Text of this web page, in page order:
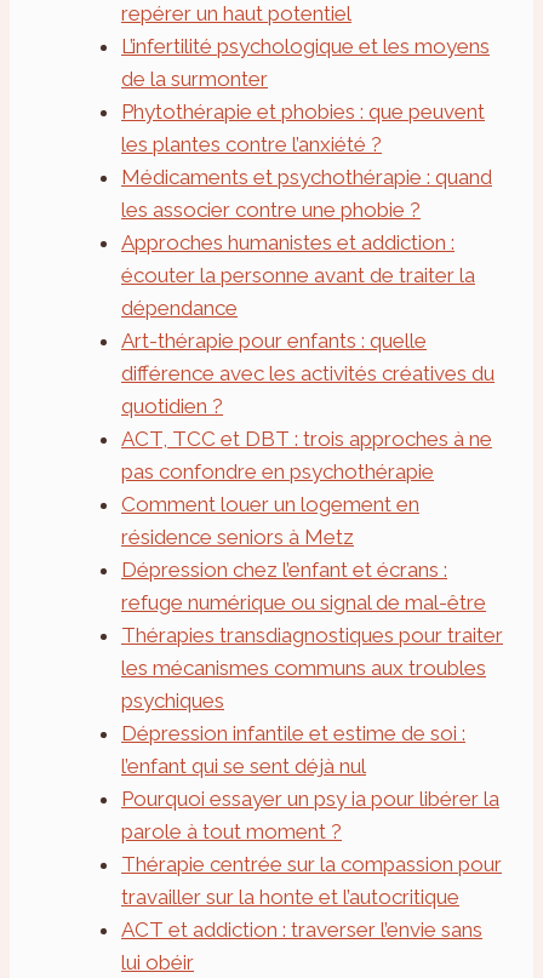
repérer un haut potentiel
L’infertilité psychologique et les moyens
de la surmonter
Phytothérapie et phobies : que peuvent
les plantes contre l’anxiété ?
Médicaments et psychothérapie : quand
les associer contre une phobie ?
Approches humanistes et addiction :
écouter la personne avant de traiter la
dépendance
Art-thérapie pour enfants : quelle
différence avec les activités créatives du
quotidien ?
ACT, TCC et DBT : trois approches à ne
pas confondre en psychothérapie
Comment louer un logement en
résidence seniors à Metz
Dépression chez l’enfant et écrans :
refuge numérique ou signal de mal-être
Thérapies transdiagnostiques pour traiter
les mécanismes communs aux troubles
psychiques
Dépression infantile et estime de soi :
l’enfant qui se sent déjà nul
Pourquoi essayer un psy ia pour libérer la
parole à tout moment ?
Thérapie centrée sur la compassion pour
travailler sur la honte et l’autocritique
ACT et addiction : traverser l’envie sans
lui obéir